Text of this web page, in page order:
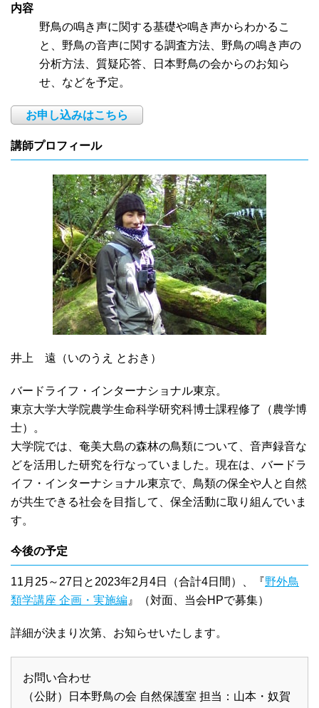
内容
野鳥の鳴き声に関する基礎や鳴き声からわかるこ
と、野鳥の音声に関する調査方法、野鳥の鳴き声の
分析方法、質疑応答、日本野鳥の会からのお知ら
せ、などを予定。
お申し込みはこちら
講師プロフィール
井上 遠（いのうえ とおき）
バードライフ・インターナショナル東京。
東京大学大学院農学生命科学研究科博士課程修了（農学博
士）。
大学院では、奄美大島の森林の鳥類について、音声録音な
どを活用した研究を行なっていました。現在は、バードラ
イフ・インターナショナル東京で、鳥類の保全や人と自然
が共生できる社会を目指して、保全活動に取り組んでいま
す。
今後の予定
11月25～27日と2023年2月4日（合計4日間）、『野外鳥
類学講座 企画・実施編 』（対面、当会HPで募集）
詳細が決まり次第、お知らせいたします。
お問い合わせ
（公財）日本野鳥の会 自然保護室 担当：山本・奴賀